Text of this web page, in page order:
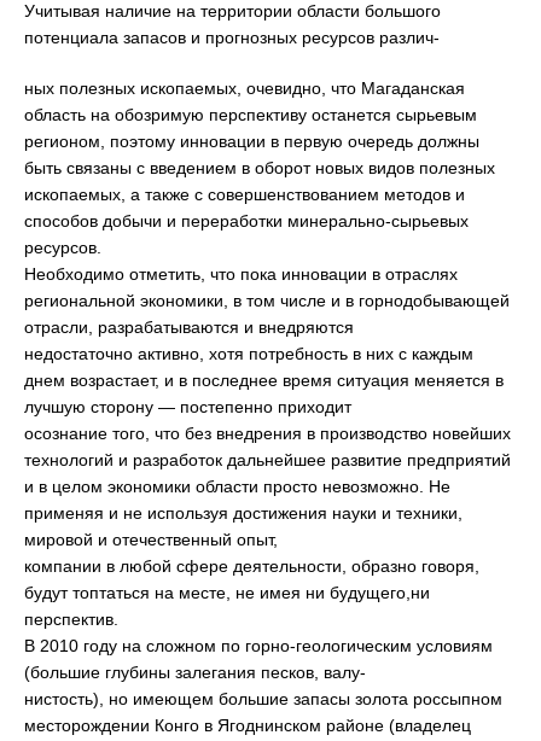
Учитывая наличие на территории области большого
потенциала запасов и прогнозных ресурсов различ-
ных полезных ископаемых, очевидно, что Магаданская
область на обозримую перспективу останется сырьевым
регионом, поэтому инновации в первую очередь должны
быть связаны с введением в оборот новых видов полезных
ископаемых, а также с совершенствованием методов и
способов добычи и переработки минерально-сырьевых
ресурсов.
Необходимо отметить, что пока инновации в отраслях
региональной экономики, в том числе и в горнодобывающей
отрасли, разрабатываются и внедряются
недостаточно активно, хотя потребность в них с каждым
днем возрастает, и в последнее время ситуация меняется в
лучшую сторону — постепенно приходит
осознание того, что без внедрения в производство новейших
технологий и разработок дальнейшее развитие предприятий
и в целом экономики области просто невозможно. Не
применяя и не используя достижения науки и техники,
мировой и отечественный опыт,
компании в любой сфере деятельности, образно говоря,
будут топтаться на месте, не имея ни будущего,ни
перспектив.
В 2010 году на сложном по горно-геологическим условиям
(большие глубины залегания песков, валу-
нистость), но имеющем большие запасы золота россыпном
месторождении Конго в Ягоднинском районе (владелец